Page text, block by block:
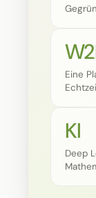
Eine
KI
Deep